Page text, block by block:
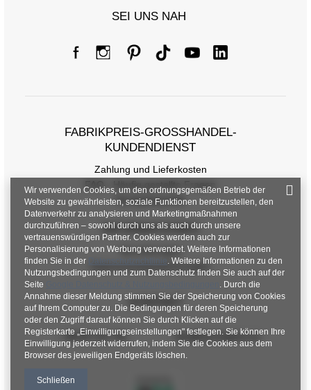
SEI UNS NAH
FABRIKPREIS-GROSSHANDEL-K
UNDENDIENST
Zahlung und Lieferkosten
FAQ - Häufig gestellte Fragen
Rückgabepolitik
INFORMATIONEN
Verordnungen
Datenschutzbestimmungen
KONTAKT
+48 601 547 740 hurt@factoryprice.eu
Wir verwenden Cookies, um den ordnungsgemäßen Betrieb der
Website zu gewährleisten, soziale Funktionen bereitzustellen, den
Datenverkehr zu analysieren und Marketingmaßnahmen
durchzuführen – sowohl durch uns als auch durch unsere
vertrauenswürdigen Partner. Cookies werden auch zur
Personalisierung von Werbung verwendet. Weitere Informationen
finden Sie in der
Datenschutzrichtlinie. Weitere Informationen zu den
Nutzungsbedingungen und zum Datenschutz finden Sie auch auf der
Seite
. Durch die
Annahme dieser Meldung stimmen Sie der Speicherung von Cookies
auf Ihrem Computer zu. Die Bedingungen für deren Speicherung
oder den Zugriff darauf können Sie durch Klicken auf die
Registerkarte „Einwilligungseinstellungen" festlegen. Sie können Ihre
Einwilligung jederzeit widerrufen, indem Sie die Cookies aus dem
Browser des jeweiligen Endgeräts löschen.
Schließen